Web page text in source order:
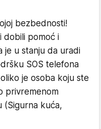
bezbednosti!
dobili pomoć i
je u stanju da uradi
SOS telefona
je osoba koju ste
privremenom
(Sigurna kuća,